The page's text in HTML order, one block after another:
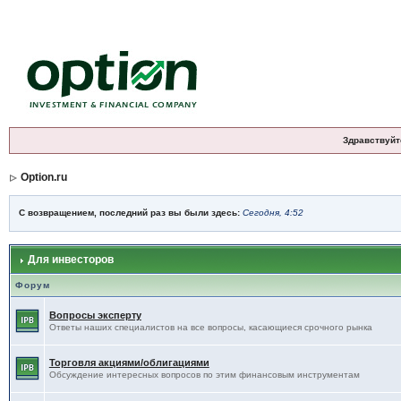
Option.ru
С возвращением, последний раз вы были здесь: Сегодня, 4:52
Для инвесторов
Форум
Вопросы эксперту
Ответы наших специалистов на все вопросы, касающиеся срочного рынка
Торговля акциями/облигациями
Обсуждение интересных вопросов по этим финансовым инструментам